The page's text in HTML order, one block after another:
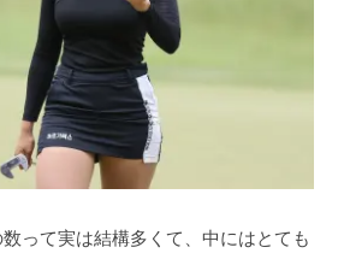
って実は結構多くて、中にはとても